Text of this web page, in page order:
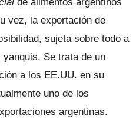
vez, la exportación de
sujeta sobre todo a
Se trata de un
a los EE.UU. en su
uno de los
argentinas.